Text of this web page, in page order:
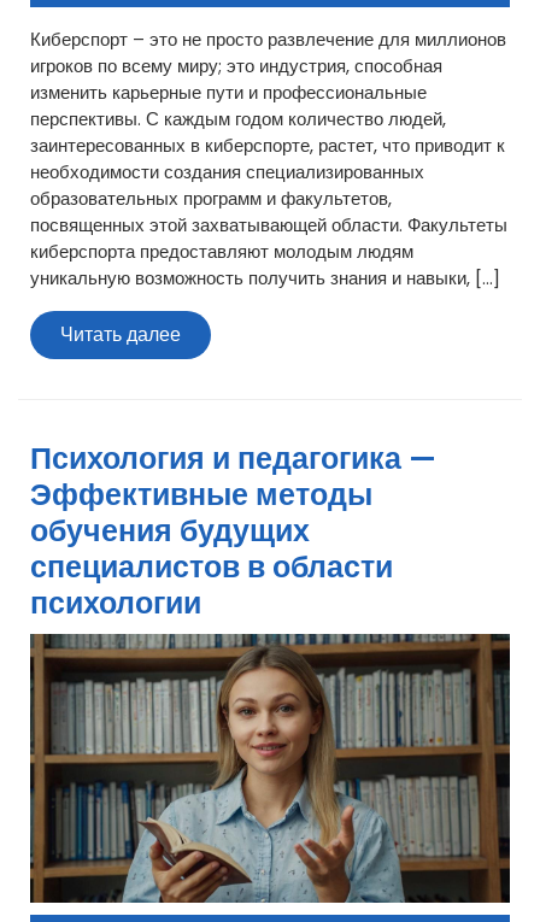
Киберспорт – это не просто развлечение для миллионов
игроков по всему миру; это индустрия, способная
изменить карьерные пути и профессиональные
перспективы. С каждым годом количество людей,
заинтересованных в киберспорте, растет, что приводит к
необходимости создания специализированных
образовательных программ и факультетов,
посвященных этой захватывающей области. Факультеты
киберспорта предоставляют молодым людям
уникальную возможность получить знания и навыки, […]
Читать далееЧитать
далее
Психология и педагогика —
Эффективные методы
обучения будущих
специалистов в области
психологии